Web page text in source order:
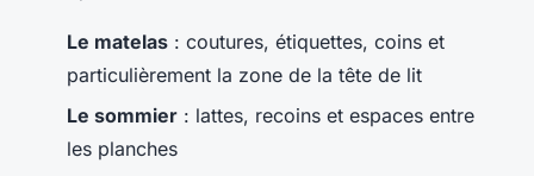
Le matelas : coutures, étiquettes, coins et
particulièrement la zone de la tête de lit
Le sommier : lattes, recoins et espaces entre
les planches